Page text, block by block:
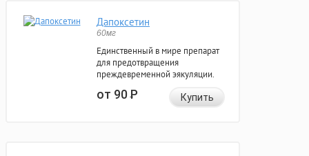
Дапоксетин
60мг
Единственный в мире препарат
для предотвращения
преждевременной эякуляции.
от 90Р Купить